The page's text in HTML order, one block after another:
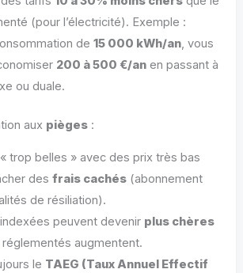
(pour l’électricité). Exemple :
de15 000 kWh/an, vous
200 à 500 €/an en passant à
ou duale.
aux pièges :
trop belles » avec des prix très bas
desfrais cachés (abonnement
de résiliation).
peuvent devenir plus chères
augmentent.
le TAEG (Taux Annuel Effectif